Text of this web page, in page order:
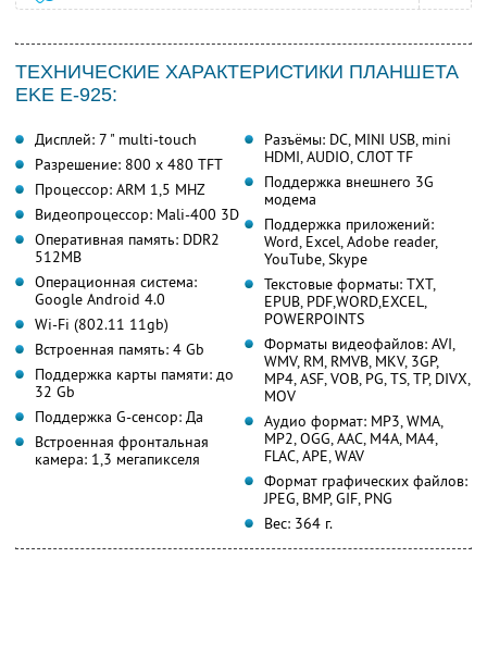
ТЕХНИЧЕСКИЕ ХАРАКТЕРИСТИКИ ПЛАНШЕТА
EKE E-925:
Дисплей: 7 " multi-touch
Разрешение: 800 x 480 TFT
Процессор: ARM 1,5 MHZ
Видеопроцессор: Mali-400 3D
Оперативная память: DDR2
512MB
Операционная система:
Google Android 4.0
Wi-Fi (802.11 11gb)
Встроенная память: 4 Gb
Поддержка карты памяти: до
32 Gb
Поддержка G-сенсор: Да
Встроенная фронтальная
камера: 1,3 мегапикселя
Разъёмы: DC, MINI USB, mini
HDMI, AUDIO, СЛОТ TF
Поддержка внешнего 3G
модема
Поддержка приложений:
Word, Excel, Adobe reader,
YouTube, Skype
Текстовые форматы: TXT,
EPUB, PDF,WORD,EXCEL,
POWERPOINTS
Форматы видеофайлов: AVI,
WMV, RM, RMVB, MKV, 3GP,
MP4, ASF, VOB, PG, TS, TP, DIVX,
MOV
Аудио формат: MP3, WMA,
MP2, OGG, AAC, M4A, MA4,
FLAC, APE, WAV
Формат графических файлов:
JPEG, BMP, GIF, PNG
Вес: 364 г.